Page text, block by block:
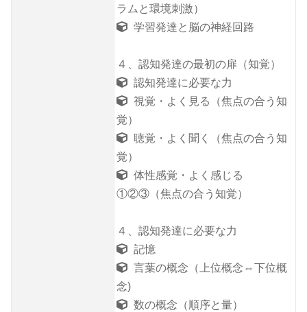
ラムと環境刺激）
学習発達と脳の神経回路
４、認知発達の最初の扉（知覚）
認知発達に必要な力
視覚・よく見る（焦点の合う知
覚）
聴覚・よく聞く（焦点の合う知
覚）
体性感覚・よく感じる
①②③（焦点の合う知覚）
４、認知発達に必要な力
記憶
言葉の概念（上位概念⇔下位概
念)
数の概念（順序と量）